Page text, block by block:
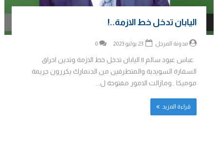
اليابان تدخل خط الازمة..!
مدونة المرجل 0
عباس عبود سالم || اليابان تدخل خط الازمة وتدين احراق
السفارة السويدية والمتطرفين من الدنمارك يكررون جريمة
موميكا ..ومازالت الامور مفتوحة ل...
قراءة المزيد